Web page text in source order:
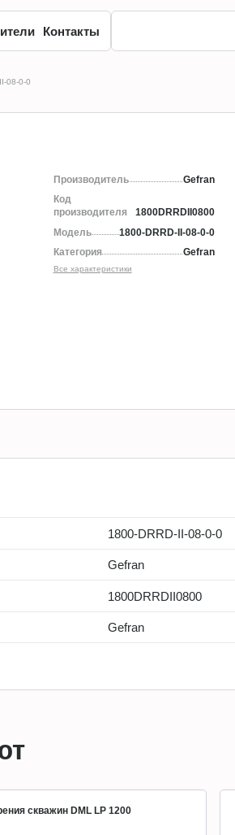
Контакты
08-0-0
Производитель
Gefran
Код
производителя
1800DRRDII0800
Модель
1800-DRRD-II-08-0-0
Категория
Gefran
Все характеристики
1800-DRRD-II-08-0-0
Gefran
1800DRRDII0800
Gefran
скважин DML LP 1200